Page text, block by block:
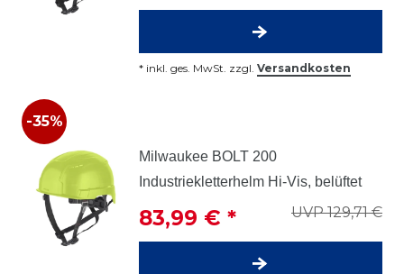
* inkl. ges. MwSt. zzgl. Versandkosten
-35%
Milwaukee BOLT 200
Industriekletterhelm Hi-Vis, belüftet
UVP 129,71 €
83,99 € *